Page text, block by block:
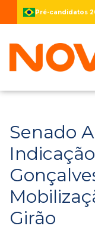
Pré-candidatos
Senado
Girão